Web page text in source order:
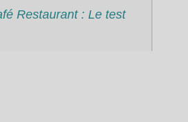
Restaurant : Le test